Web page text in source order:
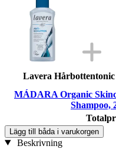
Lavera
MÁDARA Organic
Shampoo,
Lägg till båda i varukorgen
Beskrivning